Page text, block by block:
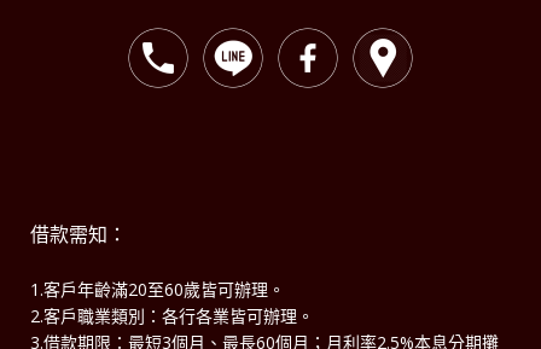
借款需知：
1.客戶年齡滿20至60歲皆可辦理。
2.客戶職業類別：各行各業皆可辦理。
3.借款期限：最短3個月、最長60個月；月利率2.5%本息分期攤